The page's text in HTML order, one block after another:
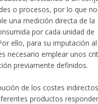
o procesos, por lo que no
una medición directa de la
por cada unidad de
ello, para su imputación al
necesario emplear unos
previamente definidos.
de los costes indirectos
productos